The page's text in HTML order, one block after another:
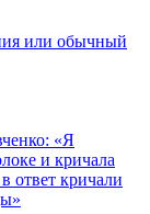
или обычный
«Я
и кричала
ответ кричали